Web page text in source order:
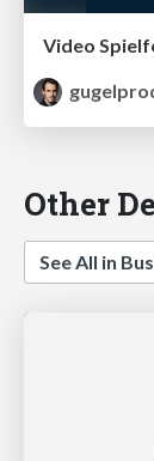
Video
Other
See All in